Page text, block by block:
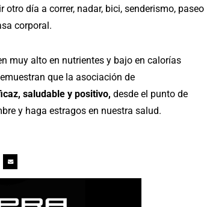
día a correr, nadar, bici, senderismo,
corporal.
muy alto en nutrientes y bajo en calorías
que la asociación de
saludable y positivo, desde el punto de
y haga estragos en nuestra salud.